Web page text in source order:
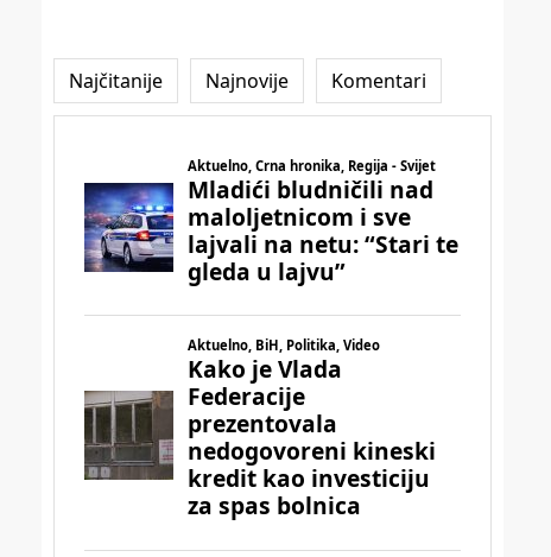
Najčitanije Najnovije Komentari